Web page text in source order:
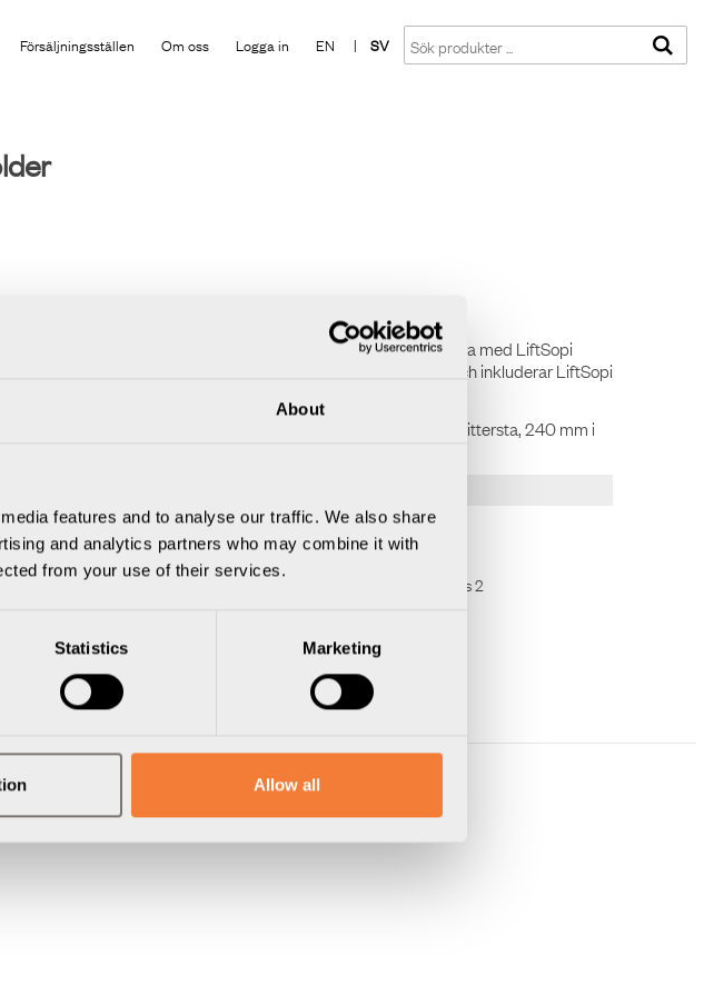
About
features and to analyse our traffic. We also share
and analytics partners who may combine it with
from your use of their services.
Statistics Marketing
Allow all
Försäljningsställen Om oss Logga in EN | SV
för din laptop, som placeras i en ficka under bordet. Komplettera med LiftSopi
Kommer med förinstallerade pads för en mjukare viloyta och inkluderar LiftSopi
35 mm. Bredd (kortsidan): 360 mm i lägsta läget, 300 mm i mittersta, 240 mm i
Axessline LiftSystem Multi ; Multimodul, svart
1
Axessline LiftPocket ; Laptophylla, svart
Components ; Skruv SPAX TKX-S Ø 4.0 × 25 FZB, kullrig pozikryss 2